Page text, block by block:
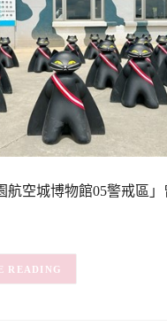
航空城博物館05警戒區
READING